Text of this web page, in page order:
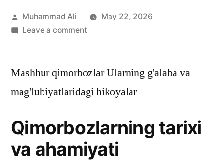
Muhammad Ali
May 22, 2026
Leave a comment
Mashhur qimorbozlar Ularning g'alaba va
mag'lubiyatlaridagi hikoyalar
Qimorbozlarning tarixi
va ahamiyati